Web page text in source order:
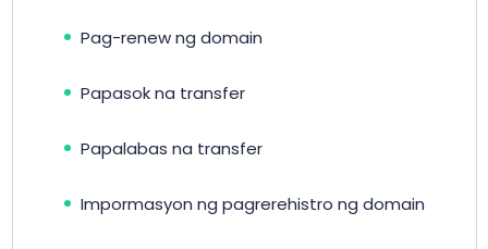
Pag-renew ng domain
Papasok na transfer
Papalabas na transfer
Impormasyon ng pagrerehistro ng domain